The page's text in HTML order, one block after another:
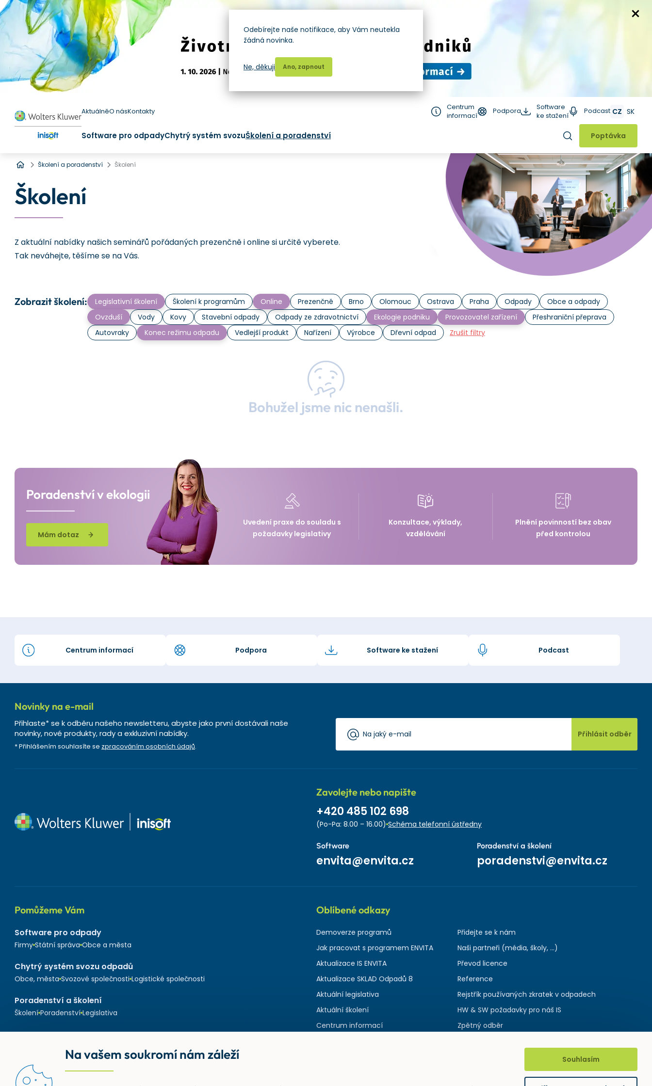
AktuálněO násKontakty
Centrum
informací
Podpora
Software
ke stažení
Podcast CZ SK
Software pro odpadyChytrý systém svozuŠkolení a poradenství Hledat
Poptávka
Úvod
Školení a poradenství Školení
Školení
Z aktuální nabídky našich seminářů pořádaných prezenčně i online si určitě vyberete.
Tak neváhejte, těšíme se na Vás.
Zobrazit školení: Legislativní školení Školení k programům Online Prezenčně Brno Olomouc Ostrava Praha Odpady
Obce a odpady
Ovzduší
Vody Kovy Stavební odpady Odpady ze zdravotnictví Ekologie podniku Provozovatel zařízení
Přeshraniční přeprava
Autovraky
Konec režimu odpadu Vedlejší produkt Nařízení Výrobce Dřevní odpad Zrušit filtry
Bohužel jsme nic nenašli.
Poradenství v ekologii
Mám dotaz
Uvedení praxe do souladu s
požadavky legislativy
Konzultace, výklady,
vzdělávání
Plnění povinností bez obav
před kontrolou
Centrum informací Podpora Software ke stažení Podcast
Novinky na e-mail
Přihlaste* se k odběru našeho newsletteru, abyste jako první dostávali naše
novinky, nové produkty, rady a exkluzivní nabídky.
* Přihlášením souhlasíte se zpracováním osobních údajů.
Přihlásit odběr
Zavolejte nebo napište
+420 485 102 698
(Po-Pa: 8.00 – 16.00) Schéma telefonní ústředny
Software
envita@envita.cz
Poradenství a školení
poradenstvi@envita.cz
Pomůžeme Vám
Software pro odpady
Firmy Státní správa Obce a města
Chytrý systém svozu odpadů
Obce, města Svozové společnosti Logistické společnosti
Poradenství a školení
Školení Poradenství Legislativa
Oblíbené odkazy
Demoverze programů
Jak pracovat s programem ENVITA
Aktualizace IS ENVITA
Aktualizace SKLAD Odpadů 8
Aktuální legislativa
Aktuální školení
Centrum informací
Přidejte se k nám
Naši partneři (média, školy, ...)
Převod licence
Reference
Rejstřík používaných zkratek v odpadech
HW & SW požadavky pro náš IS
Zpětný odběr
Odebírejte naše notifikace, aby Vám neutekla
žádná novinka.
Ano, zapnout
Ne, děkuji
Na vašem soukromí nám záleží Souhlasím